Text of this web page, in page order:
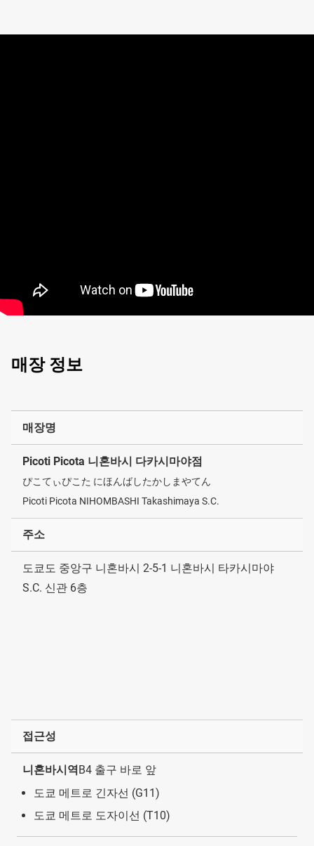
매장 정보
매장명
Picoti Picota 니혼바시 다카시마야점
ぴこてぃぴこた にほんばしたかしまやてん
Picoti Picota NIHOMBASHI Takashimaya S.C.
주소
도쿄도 중앙구 니혼바시 2-5-1 니혼바시 타카시마야
S.C. 신관 6층
접근성
니혼바시역B4 출구 바로 앞
도쿄 메트로 긴자선 (G11)
도쿄 메트로 도자이선 (T10)